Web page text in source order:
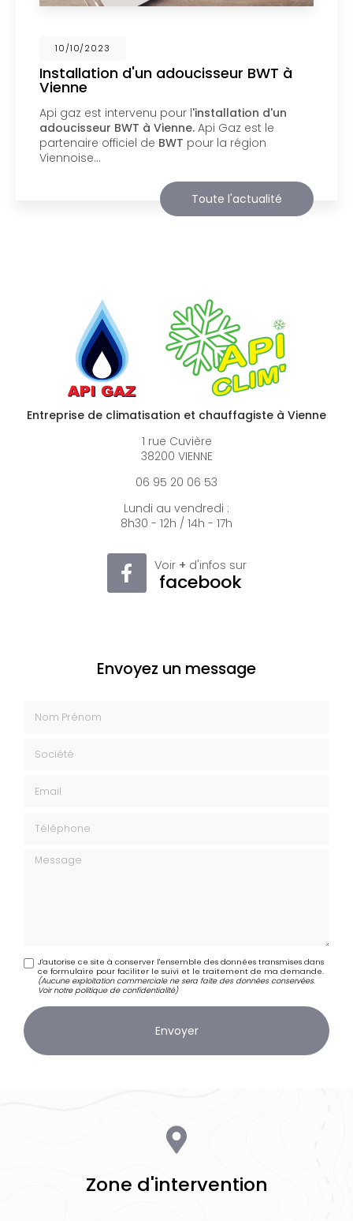
02/10/2023
Nouveau support de communication
web
Api Gaz à Viennevous présente son nouveau
support de communication web réalisé par la
sociétéBIIM COM . Vous souhaitant une
agréable visite, si vous avez besoin…
Toute l'actualité
Entreprise de climatisation et chauffagiste à Vienne
1 rue Cuvière
38200 VIENNE
06 95 20 06 53
Lundi au vendredi :
8h30 - 12h / 14h - 17h
Voir + d'infos sur
facebook
Envoyez un message
Message
J'autorise ce site à conserver l'ensemble des données transmises dans
ce formulaire pour faciliter le suivi et le traitement de ma demande.
(Aucune exploitation commerciale ne sera faite des données conservées.
Voir notrepolitique de confidentialité)
Zone d'intervention